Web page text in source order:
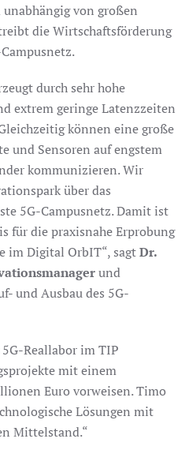
von großen
die Wirtschaftsförderung
durch sehr hohe
extrem geringe Latenzzeiten
können eine große
und Sensoren auf engstem
kommunizieren. Wir
über das
5G-Campusnetz. Damit ist
für die praxisnahe Erprobung
im Digital OrbIT“, sagtDr.
und
und Ausbau des 5G-
Reallabor im TIP
mit einem
Euro vorweisen. Timo
Lösungen mit
Mittelstand.“